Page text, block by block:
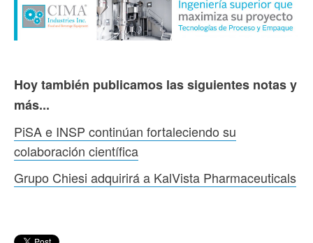
Hoy también publicamos las siguientes notas y
más...
PiSA e INSP continúan fortaleciendo su
colaboración científica
Grupo Chiesi adquirirá a KalVista Pharmaceuticals